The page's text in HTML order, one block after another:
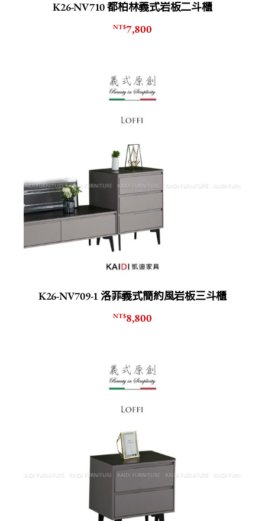
K26-NV710 都柏林義式岩板二斗櫃
NT$7,800
K26-NV709-1 洛菲義式簡約風岩板三斗櫃
NT$8,800